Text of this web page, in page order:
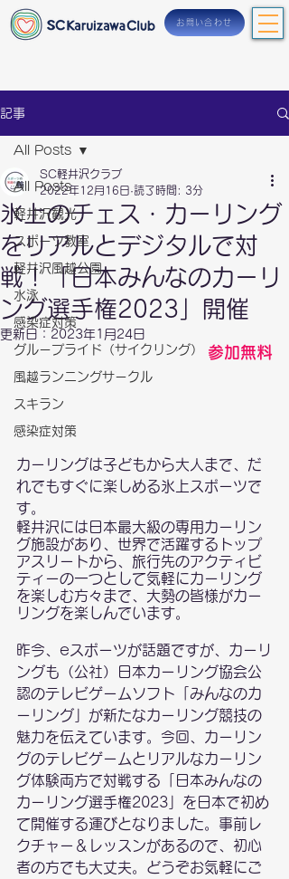
お問い合わせ
記事
All Posts
軽井沢観光
スポーツ教室
軽井沢風越公園
水泳
感染症対策
グループライド（サイクリング）
風越ランニングサークル
スキラン
感染症対策
All Posts
氷上のチェス・カーリング
をリアルとデジタルで対
戦！「日本みんなのカーリ
ング選手権2023」開催
SC軽井沢クラブ
2022年12月16日 読了時間: 3分
更新日： 2023年1月24日
参加無料
カーリングは子どもから大人まで、だ
れでもすぐに楽しめる氷上スポーツで
す。
軽井沢には日本最大級の専用カーリン
グ施設があり、世界で活躍するトップ
アスリートから、旅行先のアクティビ
ティーの一つとして気軽にカーリング
を楽しむ方々まで、大勢の皆様がカー
リングを楽しんでいます。
昨今、eスポーツが話題ですが、カーリ
ングも（公社）日本カーリング協会公
認のテレビゲームソフト「みんなのカ
ーリング」が新たなカーリング競技の
魅力を伝えています。今回、カーリン
グのテレビゲームとリアルなカーリン
グ体験両方で対戦する「日本みんなの
カーリング選手権2023」を日本で初め
て開催する運びとなりました。事前レ
クチャー＆レッスンがあるので、初心
者の方でも大丈夫。どうぞお気軽にご